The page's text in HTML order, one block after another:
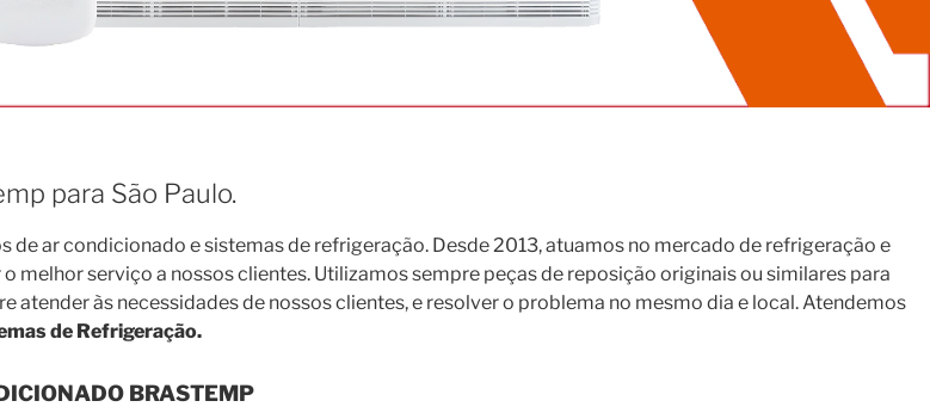
para São Paulo.
ar condicionado e sistemas de refrigeração. Desde 2013, atuamos no mercado de refrigeração e
serviço a nossos clientes. Utilizamos sempre peças de reposição originais ou similares para
atender às necessidades de nossos clientes, e resolver o problema no mesmo dia e local. Atendemos
de Refrigeração.
BRASTEMP